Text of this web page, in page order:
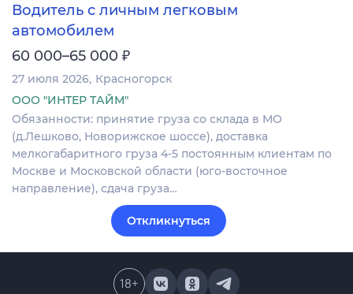
Водитель с личным легковым
автомобилем
60 000–65 000 ₽
27 июля 2026 Красногорск
ООО "ИНТЕР ТАЙМ"
Обязанности: принятие груза со склада в МО
(д.Лешково, Новорижское шоссе), доставка
мелкогабаритного груза 4-5 постоянным клиентам по
Москве и Московской области (юго-восточное
направление), сдача груза…
Откликнуться
18+